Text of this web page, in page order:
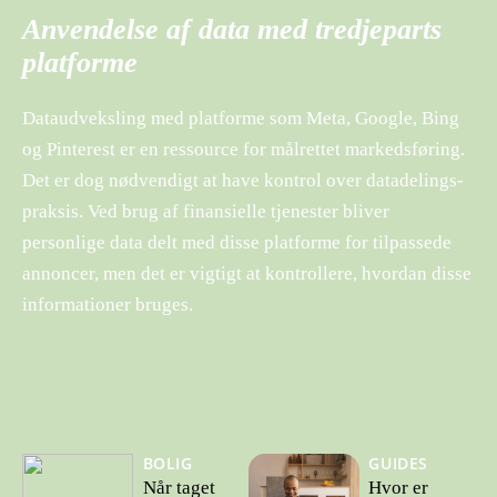
Anvendelse af data med tredjeparts
platforme
Dataudveksling med platforme som Meta, Google, Bing
og Pinterest er en ressource for målrettet markedsføring.
Det er dog nødvendigt at have kontrol over datadelings-
praksis. Ved brug af finansielle tjenester bliver
personlige data delt med disse platforme for tilpassede
annoncer, men det er vigtigt at kontrollere, hvordan disse
informationer bruges.
BOLIG
Når taget
GUIDES
Hvor er